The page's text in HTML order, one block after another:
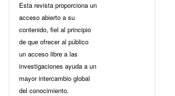
Esta revista proporciona un
acceso abierto a su
contenido, fiel al principio
de que ofrecer al público
un acceso libre a las
investigaciones ayuda a un
mayor intercambio global
del conocimiento.